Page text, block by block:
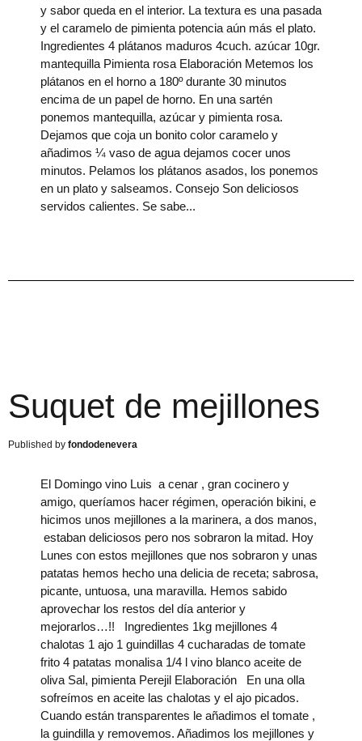
y sabor queda en el interior. La textura es una pasada
y el caramelo de pimienta potencia aún más el plato.
Ingredientes 4 plátanos maduros 4cuch. azúcar 10gr.
mantequilla Pimienta rosa Elaboración Metemos los
plátanos en el horno a 180º durante 30 minutos
encima de un papel de horno. En una sartén
ponemos mantequilla, azúcar y pimienta rosa.
Dejamos que coja un bonito color caramelo y
añadimos ¼ vaso de agua dejamos cocer unos
minutos. Pelamos los plátanos asados, los ponemos
en un plato y salseamos. Consejo Son deliciosos
servidos calientes. Se sabe
Suquet de mejillones
fondodenevera
El Domingo vino Luis a cenar , gran cocinero y
amigo, queríamos hacer régimen, operación bikini, e
hicimos unos mejillones a la marinera, a dos manos,
estaban deliciosos pero nos sobraron la mitad. Hoy
Lunes con estos mejillones que nos sobraron y unas
patatas hemos hecho una delicia de receta; sabrosa,
picante, untuosa, una maravilla. Hemos sabido
aprovechar los restos del día anterior y
mejorarlos…!! Ingredientes 1kg mejillones 4
chalotas 1 ajo 1 guindillas 4 cucharadas de tomate
frito 4 patatas monalisa 1/4 l vino blanco aceite de
oliva Sal, pimienta Perejil Elaboración En una olla
sofreímos en aceite las chalotas y el ajo picados.
Cuando están transparentes le añadimos el tomate ,
la guindilla y removemos. Añadimos los mejillones y